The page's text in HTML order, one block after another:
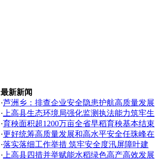
最新新闻
·芦洲乡：排查企业安全隐患护航高质量发展
· 上高县生态环境局强化监测执法能力筑牢生
·育秧面积超1200万亩全省早稻育秧基本结束
·更好统筹高质量发展和高水平安全任珠峰在
·落实落细工作举措 筑牢安全度汛屏障叶建
· 上高县四措并举赋能水稻绿色高产高效发展